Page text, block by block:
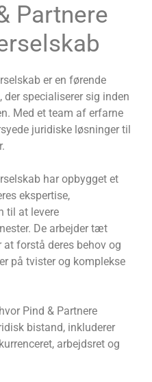
Partnere
er en førende
specialiserer sig inden
Med et team af erfarne
juridiske løsninger til
har opbygget et
ekspertise,
til at levere
De arbejder tæt
forstå deres behov og
på tvister og komplekse
Pind & Partnere
bistand, inkluderer
arbejdsret og